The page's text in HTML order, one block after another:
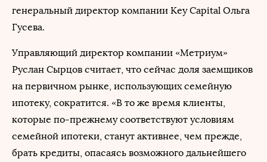
генеральный директор компании Key Capital Ольга
Гусева.
Управляющий директор компании «Метриум»
Руслан Сырцов считает, что сейчас доля заемщиков
на первичном рынке, использующих семейную
ипотеку, сократится. «В то же время клиенты,
которые по-прежнему соответствуют условиям
семейной ипотеки, станут активнее, чем прежде,
брать кредиты, опасаясь возможного дальнейшего